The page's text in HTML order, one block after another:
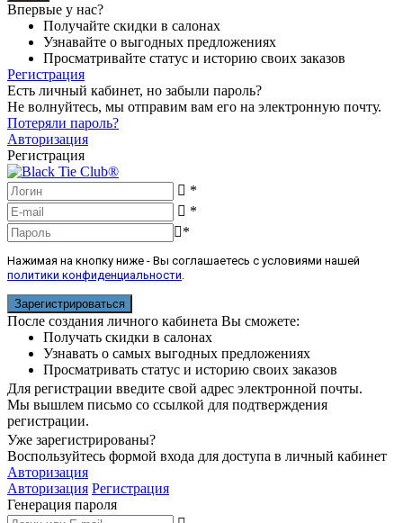
Впервые у нас?
Получайте скидки в салонах
Узнавайте о выгодных предложениях
Просматривайте статус и историю своих заказов
Регистрация
Есть личный кабинет, но забыли пароль?
Не волнуйтесь, мы отправим вам его на электронную почту.
Потеряли пароль?
Авторизация
Регистрация
*
*
*
Нажимая на кнопку ниже - Вы соглашаетесь с условиями нашей
политики конфиденциальности
После создания личного кабинета Вы сможете:
Получать скидки в салонах
Узнавать о самых выгодных предложениях
Просматривать статус и историю своих заказов
Для регистрации введите свой адрес электронной почты.
Мы вышлем письмо со ссылкой для подтверждения
регистрации.
Уже зарегистрированы?
Воспользуйтесь формой входа для доступа в личный кабинет
Авторизация
Авторизация Регистрация
Генерация пароля